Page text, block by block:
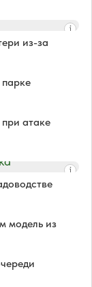
из-за
атаке
модель из